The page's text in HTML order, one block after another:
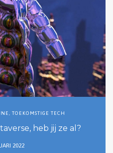
TOEKOMSTIGE TECH
heb jij ze al?
2022